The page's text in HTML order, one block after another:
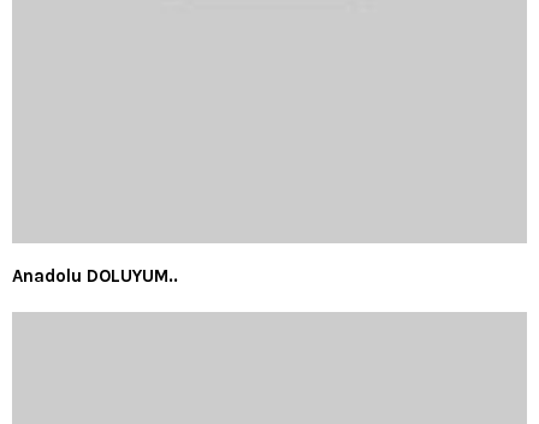
Anadolu DOLUYUM..